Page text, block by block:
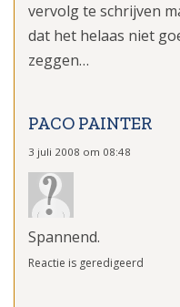
vervolg te schrijven
dat het helaas niet
zeggen…
PACO PAINTER
3 juli 2008 om 08:48
Spannend.
Reactie is geredigeerd